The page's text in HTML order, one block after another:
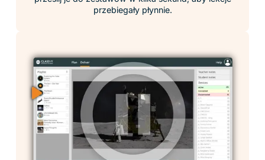
Tworzenie list odtwarzania metodą
upuść zasoby z naszej biblioteki zgodnej z programem
nauczania do swoich list odtwarzania, które możesz
edytować, zapisywać i uruchamiać w kilka sekund.